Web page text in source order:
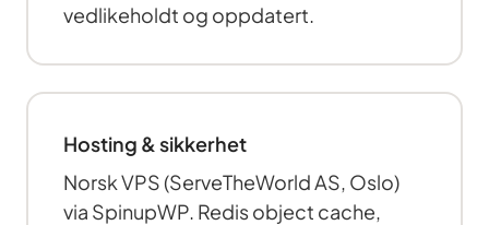
vedlikeholdt og oppdatert.
Hosting & sikkerhet
Norsk VPS (ServeTheWorld AS, Oslo)
via SpinupWP. Redis object cache,